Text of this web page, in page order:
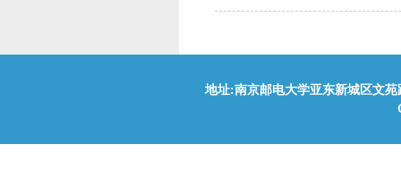
地址:南京邮电大学亚东新城区文